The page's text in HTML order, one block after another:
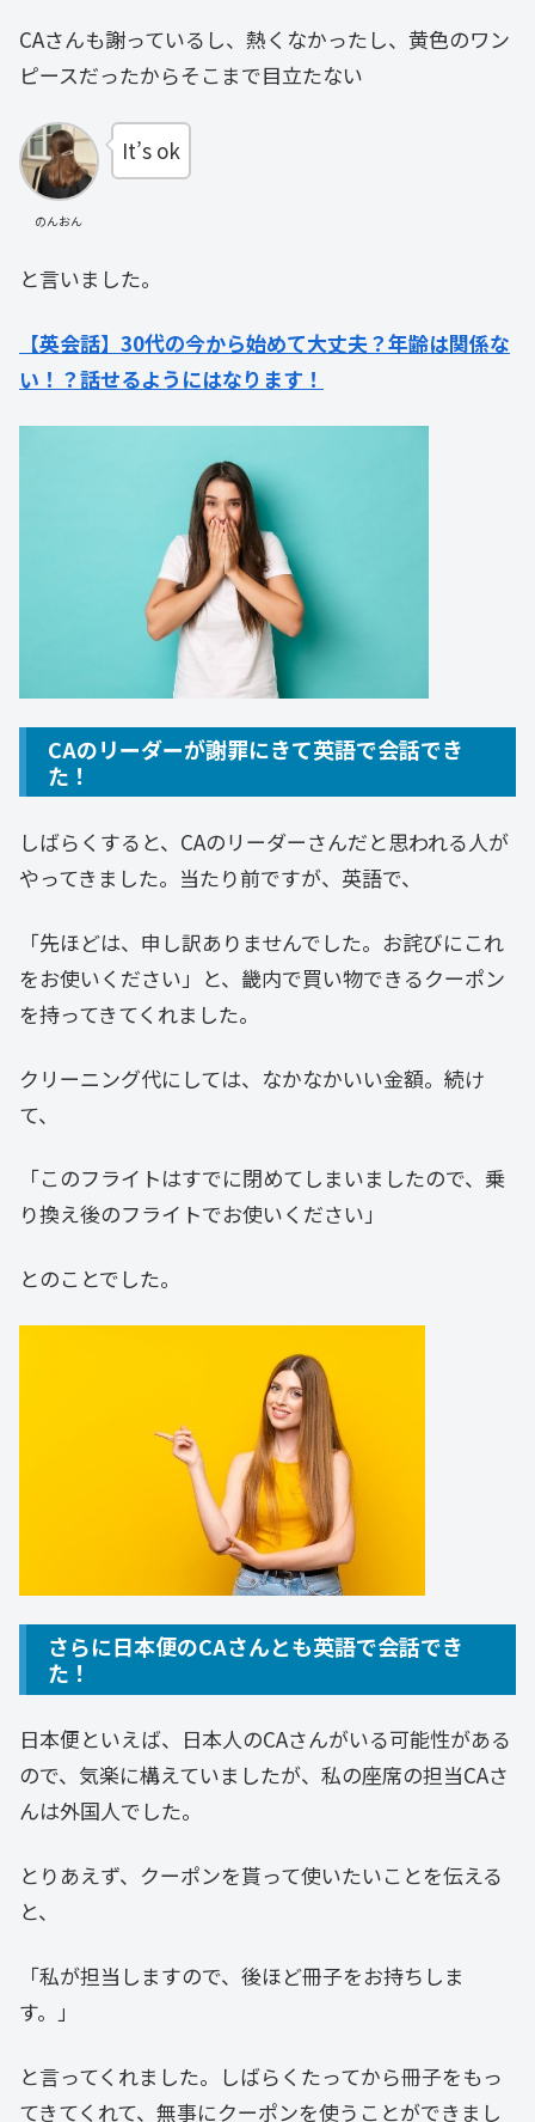
CAさんも謝っているし、熱くなかったし、黄色のワン
ピースだったからそこまで目立たない
のんおん
It’s ok
と言いました。
【英会話】30代の今から始めて大丈夫？年齢は関係な
い！？話せるようにはなります！
CAのリーダーが謝罪にきて英語で会話でき
た！
しばらくすると、CAのリーダーさんだと思われる人が
やってきました。当たり前ですが、英語で、
「先ほどは、申し訳ありませんでした。お詫びにこれ
をお使いください」と、畿内で買い物できるクーポン
を持ってきてくれました。
クリーニング代にしては、なかなかいい金額。続け
て、
「このフライトはすでに閉めてしまいましたので、乗
り換え後のフライトでお使いください」
とのことでした。
さらに日本便のCAさんとも英語で会話でき
た！
日本便といえば、日本人のCAさんがいる可能性がある
ので、気楽に構えていましたが、私の座席の担当CAさ
んは外国人でした。
とりあえず、クーポンを貰って使いたいことを伝える
と、
「私が担当しますので、後ほど冊子をお持ちしま
す。」
と言ってくれました。しばらくたってから冊子をもっ
てきてくれて、無事にクーポンを使うことができまし